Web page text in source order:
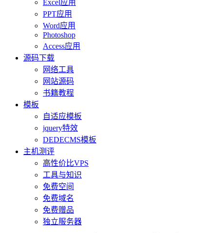
Excel应用
PPT应用
Word应用
Photoshop
Access应用
源码下载
网络工具
网站源码
书籍教程
模板
自适应模板
jquery特效
DEDECMS模板
主机测评
高性价比VPS
工具与知识
免费空间
免费域名
免费赠品
独立服务器